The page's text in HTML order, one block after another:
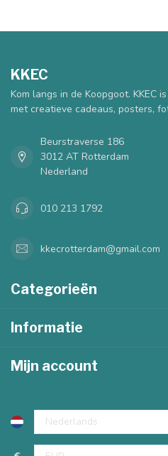
KKEC
Kom langs in de Koopgoot. KKEC
met creatieve cadeaus, posters,
Beurstraverse 186
3012 AT Rotterdam
Nederland
010 213 1792
kkecrotterdam@gmail.com
Categorieën
Informatie
Mijn account